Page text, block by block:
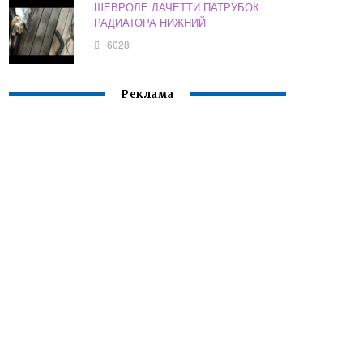
ШЕВРОЛЕ ЛАЧЕТТИ ПАТРУБОК
РАДИАТОРА НИЖНИЙ
6028
Реклама